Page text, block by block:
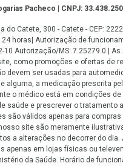
Pacheco | CNPJ:
do Catete, 300 - Catete - CEP:
24 horas| Autorização de
10 Autorização/MS: 7.25279.0 |
como promoções e ofertas de
devem ser usadas para
alguma, a medicação prescrita
o médico está em condições
saúde e prescrever o tratamento
são válidos apenas para compras
site são meramente
a alterações no decorrer do dia.
apenas em lojas físicas ou
da Saúde. Horário de